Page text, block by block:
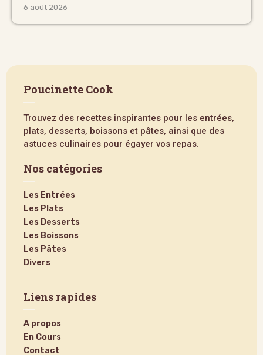
6 août 2026
Poucinette Cook
Trouvez des recettes inspirantes pour les entrées,
plats, desserts, boissons et pâtes, ainsi que des
astuces culinaires pour égayer vos repas.
Nos catégories
Les Entrées
Les Plats
Les Desserts
Les Boissons
Les Pâtes
Divers
Liens rapides
A propos
En Cours
Contact